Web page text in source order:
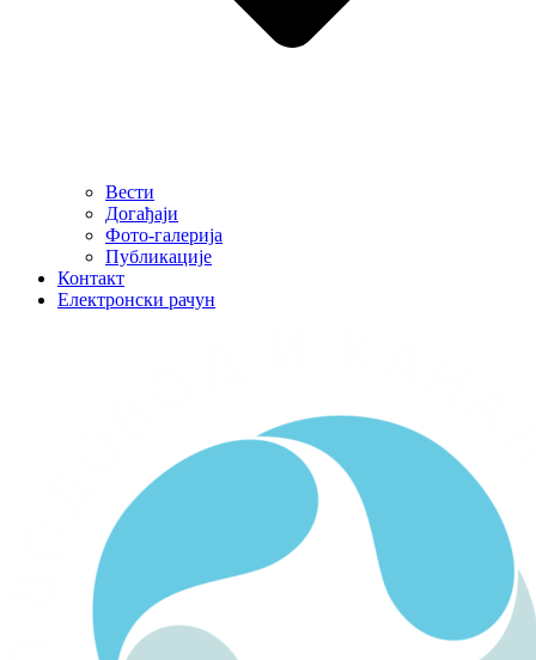
Вести
Догађаји
Фото-галерија
Публикације
Контакт
Електронски рачун